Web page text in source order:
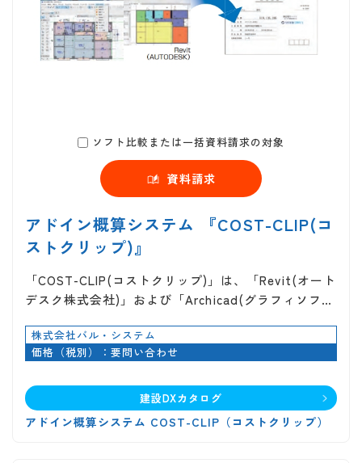
ソフト比較または一括資料請求の対象
資料請求
アドイン概算システム 『COST-CLIP(コ
ストクリップ)』
「COST-CLIP(コストクリップ)」は、「Revit(オート
デスク株式会社)」および「Archicad(グラフィソフ…
株式会社バル・システム
価格（税別）：要問い合わせ
建設DXカタログ
アドイン概算システム COST-CLIP（コストクリップ）